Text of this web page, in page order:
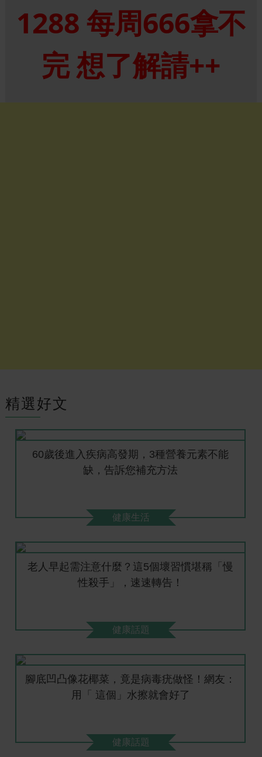
1288 每周666拿不
完 想了解請++
精選好文
60歲後進入疾病高發期，3種營養元素不能
缺，告訴您補充方法
健康生活
老人早起需注意什麼？這5個壞習慣堪稱「慢
性殺手」，速速轉告！
健康話題
腳底凹凸像花椰菜，竟是病毒疣做怪！網友：
用「 這個」水擦就會好了
健康話題